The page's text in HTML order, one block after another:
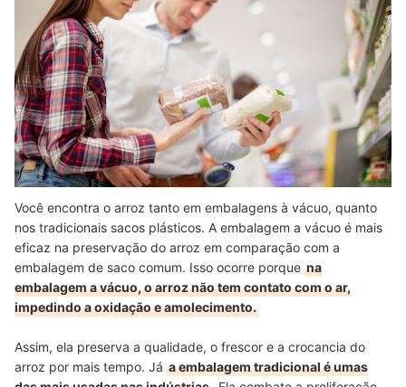
Você encontra o arroz tanto em embalagens à vácuo, quanto
nos tradicionais sacos plásticos. A embalagem a vácuo é mais
eficaz na preservação do arroz em comparação com a
embalagem de saco comum. Isso ocorre porque na
embalagem a vácuo, o arroz não tem contato com o ar,
impedindo a oxidação e amolecimento.
Assim, ela preserva a qualidade, o frescor e a crocancia do
arroz por mais tempo. Já a embalagem tradicional é umas